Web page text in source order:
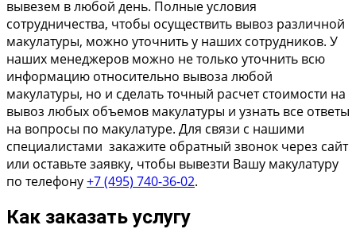
вывезем в любой день. Полные условия
сотрудничества, чтобы осуществить вывоз различной
макулатуры, можно уточнить у наших сотрудников. У
наших менеджеров можно не только уточнить всю
информацию относительно вывоза любой
макулатуры, но и сделать точный расчет стоимости на
вывоз любых объемов макулатуры и узнать все ответы
на вопросы по макулатуре. Для связи с нашими
специалистами закажите обратный звонок через сайт
или оставьте заявку, чтобы вывезти Вашу макулатуру
по телефону+7 (495) 740-36-02.
Как заказать услугу